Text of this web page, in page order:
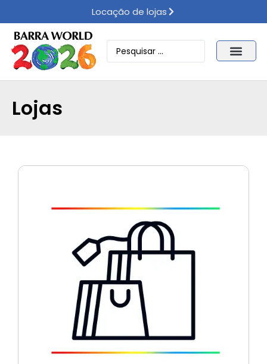
Locação de lojas
Lojas